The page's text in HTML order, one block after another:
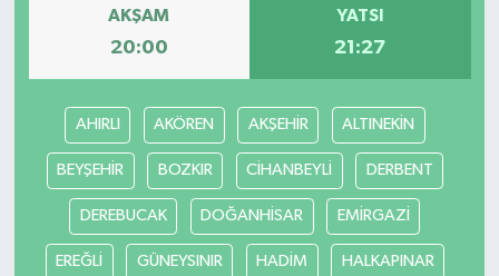
AKŞAM
20:00
YATSI
21:27
AHIRLI AKÖREN AKŞEHİR ALTINEKİN
BEYŞEHİR BOZKIR CİHANBEYLİ DERBENT
DEREBUCAK DOĞANHİSAR EMİRGAZİ
EREĞLİ GÜNEYSINIR HADİM HALKAPINAR